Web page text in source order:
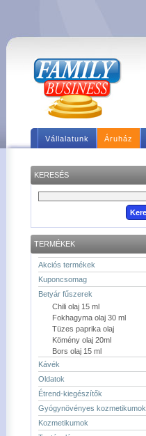
Vállalatunk Áruház
KERESÉS
TERMÉKEK
Akciós termékek
Kuponcsomag
Betyár fűszerek
Chili olaj 15 ml
Fokhagyma olaj 30 ml
Tüzes paprika olaj
Kömény olaj 20ml
Bors olaj 15 ml
Kávék
Oldatok
Étrend-kiegészítők
Gyógynövényes kozmetikumok
Kozmetikumok